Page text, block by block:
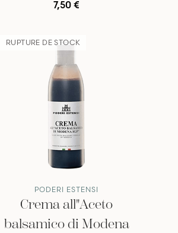
7,50 €
RUPTURE DE STOCK
PODERI ESTENSI
Crema all"Aceto
balsamico di Modena